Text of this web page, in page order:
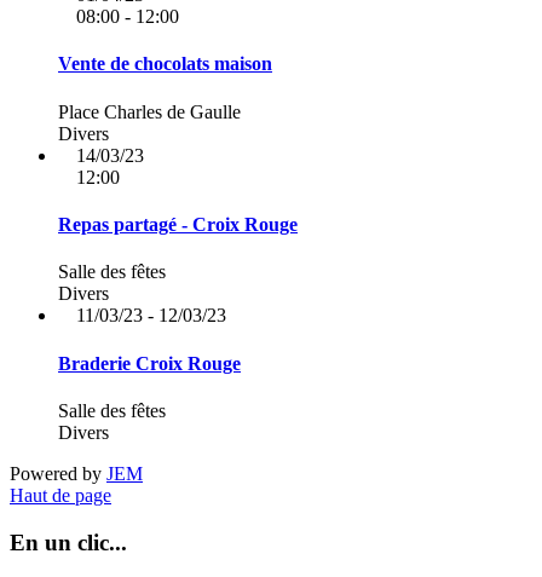
08:00 - 12:00
Vente de chocolats maison
Place Charles de Gaulle
Divers
14/03/23
12:00
Repas partagé - Croix Rouge
Salle des fêtes
Divers
11/03/23 - 12/03/23
Braderie Croix Rouge
Salle des fêtes
Divers
Powered by JEM
Haut de page
En un clic...